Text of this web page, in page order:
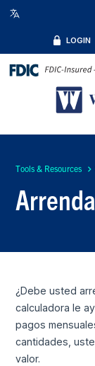
LOGIN
Tools & Resources
¿Debe usted
calculadora le
pagos
cantidades,
valor.